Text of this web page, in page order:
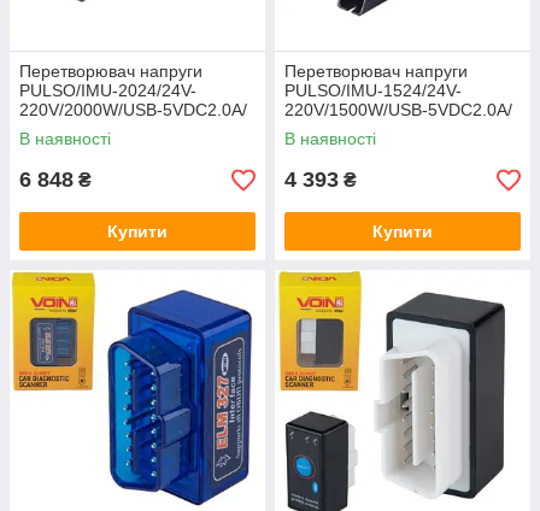
Перетворювач напруги
PULSO/IMU-2024/24V-
220V/2000W/USB-5VDC2.0A/
мод.хвиля/клеми
В наявності
6 848 ₴
Купити
Перетворювач напруги
PULSO/IMU-1524/24V-
220V/1500W/USB-5VDC2.0A/
мод.хвиля/клеми
В наявності
4 393 ₴
Купити